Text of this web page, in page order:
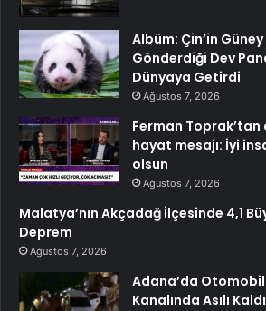
Albüm: Çin’in Güney
Gönderdiği Dev
Dünyaya Getirdi
Ağustos 7, 2026
Ferman
hayat mesajı: İyi
olsun
Ağustos 7, 2026
Malatya’nın Akçadağ İlçesinde 4,1
Deprem
Ağustos 7, 2026
Adana’da
Kanalında Asılı Kaldı